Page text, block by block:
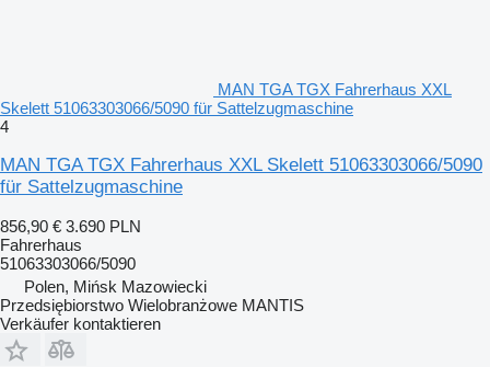
MAN TGA TGX Fahrerhaus XXL
Skelett 51063303066/5090 für Sattelzugmaschine
4
MAN TGA TGX Fahrerhaus XXL Skelett 51063303066/5090
für Sattelzugmaschine
856,90 € 3.690 PLN
Fahrerhaus
51063303066/5090
Polen, Mińsk Mazowiecki
Przedsiębiorstwo Wielobranżowe MANTIS
Verkäufer kontaktieren